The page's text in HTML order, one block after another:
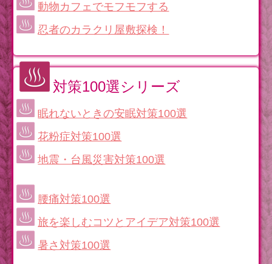
動物カフェでモフモフする
忍者のカラクリ屋敷探検！
対策100選シリーズ
眠れないときの安眠対策100選
花粉症対策100選
地震・台風災害対策100選
腰痛対策100選
旅を楽しむコツとアイデア対策100選
暑さ対策100選